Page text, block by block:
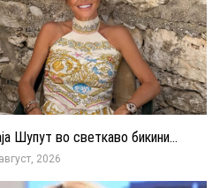
Шупут во светкаво бикини...
2026